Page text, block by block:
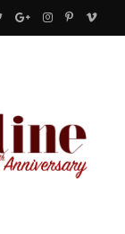
T
t
G
g
l
I
t
a
P
t
e
V